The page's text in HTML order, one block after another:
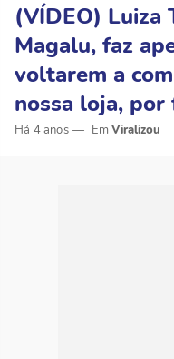
(VÍDEO) Luiza
Magalu, faz
voltarem a
nossa loja,
Há 4 anos Viralizou